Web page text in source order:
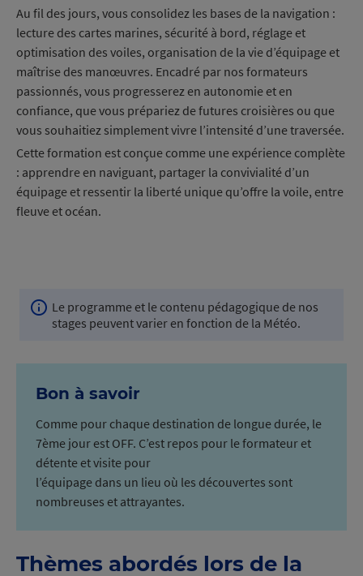
Au fil des jours, vous consolidez les bases de la navigation :
lecture des cartes marines, sécurité à bord, réglage et
optimisation des voiles, organisation de la vie d’équipage et
maîtrise des manœuvres. Encadré par nos formateurs
passionnés, vous progresserez en autonomie et en
confiance, que vous prépariez de futures croisières ou que
vous souhaitiez simplement vivre l’intensité d’une traversée.
Cette formation est conçue comme une expérience complète
: apprendre en naviguant, partager la convivialité d’un
équipage et ressentir la liberté unique qu’offre la voile, entre
fleuve et océan.
Le programme et le contenu pédagogique de nos
stages peuvent varier en fonction de la Météo.
Bon à savoir
Comme pour chaque destination de longue durée, le
7ème jour est OFF. C’est repos pour le formateur et
détente et visite pour
l’équipage dans un lieu où les découvertes sont
nombreuses et attrayantes.
Thèmes abordés lors de la